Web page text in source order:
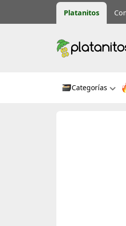
Platanitos
Categorías